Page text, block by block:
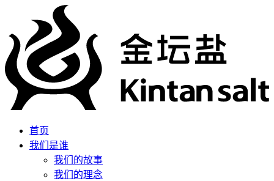
首页
我们是谁
我们的故事
我们的理念